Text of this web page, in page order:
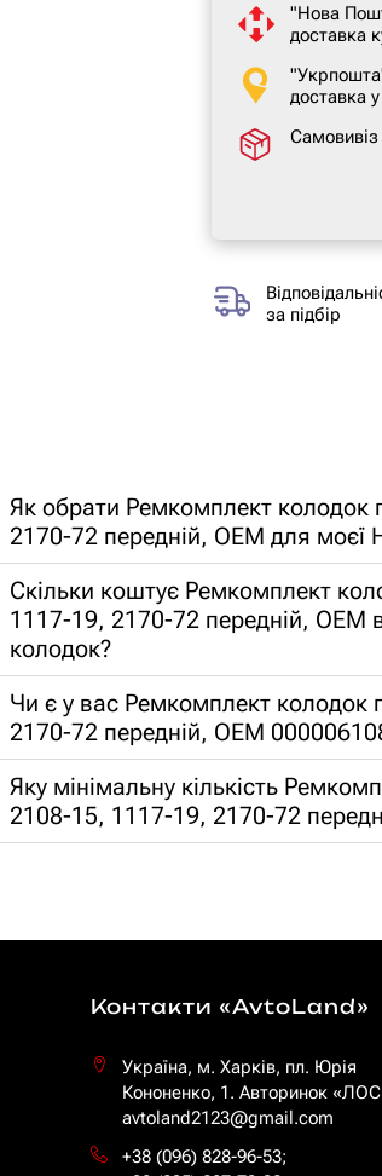
"Нова
доставка
доставка у
Самовивіз
за підбір
Як обрати Ремкомплект колодок
2170-72 передній, OEM для
Скільки коштує Ремкомплект
1117-19, 2170-72 передній, OEM
колодок?
Чи є у вас Ремкомплект колодок
2170-72 передній, OEM
Яку мінімальну кількість
2108-15, 1117-19, 2170-72
Контакти «AvtoLand»
Україна, м. Харків, пл. Юрія
Кононенко, 1. Авторинок
avtoland2123@gmail.com
+38 (096) 828-96-53;